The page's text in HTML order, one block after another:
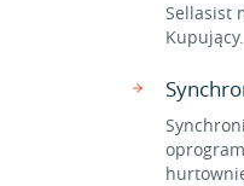
Sellasist
Kupujący.